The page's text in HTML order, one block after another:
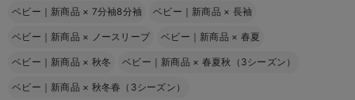
ベビー｜新商品 × 7分袖8分袖 ベビー｜新商品 × 長袖
ベビー｜新商品 × ノースリーブ ベビー｜新商品 × 春夏
ベビー｜新商品 × 秋冬 ベビー｜新商品 × 春夏秋（3シーズン）
ベビー｜新商品 × 秋冬春（3シーズン）